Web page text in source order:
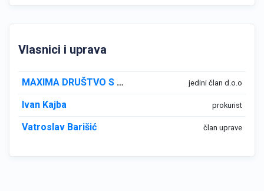
Vlasnici i uprava
MAXIMA DRUŠTVO S OGRANIČENOM ODGOVORNOŠĆU LUČANI jedini član d.o.o
Ivan Kajba prokurist
Vatroslav Barišić član uprave